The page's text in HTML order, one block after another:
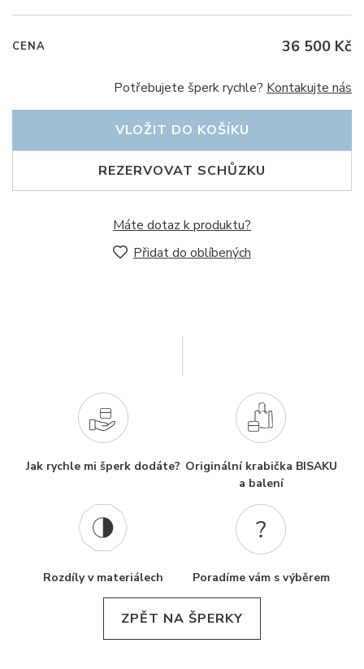
CENA 36 500 Kč
Potřebujete šperk rychle? Kontakujte nás
REZERVOVAT SCHŮZKU
VLOŽIT DO KOŠÍKU
Máte dotaz k produktu?
Přidat do oblíbených
Jak rychle mi šperk dodáte? Originální krabička BISAKU
a balení
Rozdíly v materiálech Poradíme vám s výběrem
ZPĚT NA ŠPERKY